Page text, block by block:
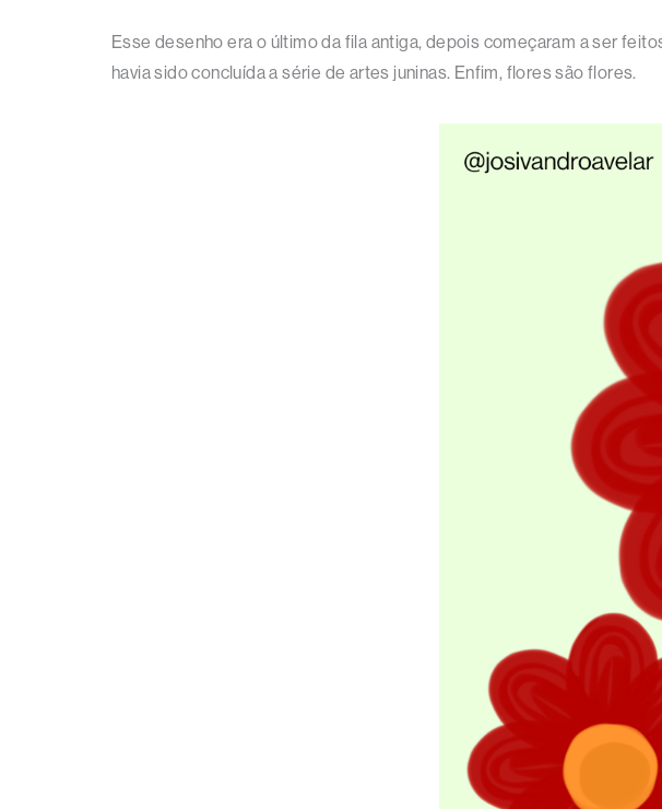
Esse desenho era o último da fila antiga, depois começaram a ser
havia sido concluída a série de artes juninas. Enfim, flores são flores.